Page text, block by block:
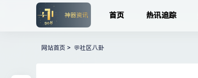
首页 热讯追踪
网站首页 > 💬社区八卦